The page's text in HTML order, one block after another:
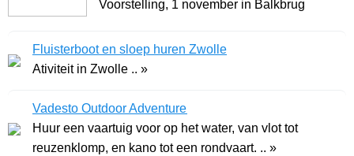
Voorstelling, 1 november in Balkbrug
Fluisterboot en sloep huren Zwolle
Ativiteit in Zwolle .. »
Vadesto Outdoor Adventure
Huur een vaartuig voor op het water, van vlot tot
reuzenklomp, en kano tot een rondvaart. .. »